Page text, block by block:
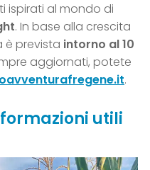
ispirati al mondo di
. In base alla crescita
è prevista intorno al 10
aggiornati, potete
.
utili